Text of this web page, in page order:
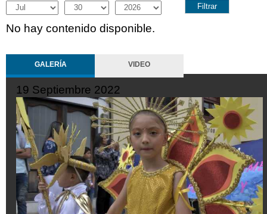
Month
Day Year
No hay contenido disponible.
GALERÍA VIDEO
19 Septiembre 2022